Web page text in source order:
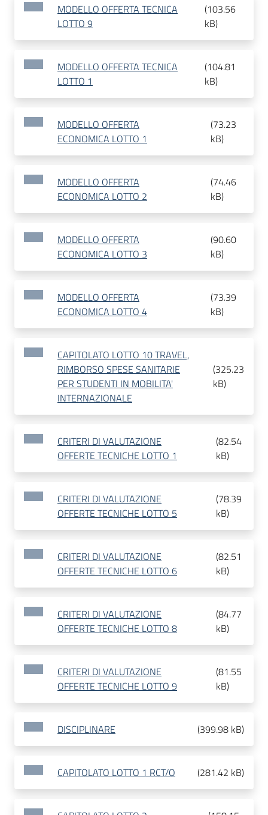
MODELLO OFFERTA TECNICA
LOTTO 9
(103.56
kB)
MODELLO OFFERTA TECNICA
LOTTO 1
(104.81
kB)
MODELLO OFFERTA
ECONOMICA LOTTO 1
(73.23
kB)
MODELLO OFFERTA
ECONOMICA LOTTO 2
(74.46
kB)
MODELLO OFFERTA
ECONOMICA LOTTO 3
(90.60
kB)
MODELLO OFFERTA
ECONOMICA LOTTO 4
(73.39
kB)
CAPITOLATO LOTTO 10 TRAVEL,
RIMBORSO SPESE SANITARIE
PER STUDENTI IN MOBILITA'
INTERNAZIONALE
(325.23
kB)
CRITERI DI VALUTAZIONE
OFFERTE TECNICHE LOTTO 1
(82.54
kB)
CRITERI DI VALUTAZIONE
OFFERTE TECNICHE LOTTO 5
(78.39
kB)
CRITERI DI VALUTAZIONE
OFFERTE TECNICHE LOTTO 6
(82.51
kB)
CRITERI DI VALUTAZIONE
OFFERTE TECNICHE LOTTO 8
(84.77
kB)
CRITERI DI VALUTAZIONE
OFFERTE TECNICHE LOTTO 9
(81.55
kB)
DISCIPLINARE (399.98 kB)
CAPITOLATO LOTTO 1 RCT/O (281.42 kB)